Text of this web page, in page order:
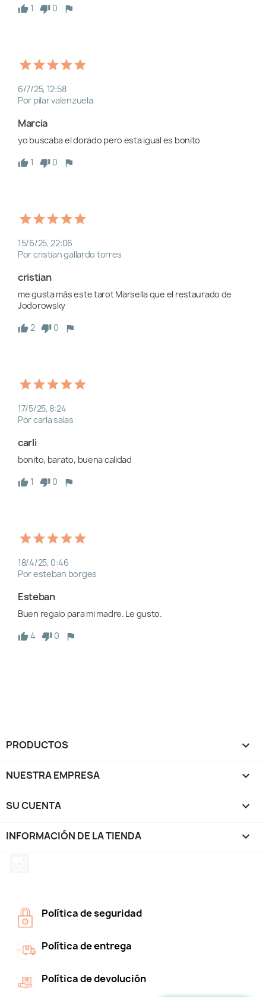
1
0
6/7/25, 12:58
Por pilar valenzuela
Marcia
yo buscaba el dorado pero esta igual es bonito
1
0
15/6/25, 22:06
Por cristian gallardo torres
cristian
me gusta más este tarot Marsella que el restaurado de
Jodorowsky
2
0
17/5/25, 8:24
Por carla salas
carli
bonito, barato, buena calidad
1
0
18/4/25, 0:46
Por esteban borges
Esteban
Buen regalo para mi madre. Le gusto.
4
0
PRODUCTOS 
NUESTRA EMPRESA 
SU CUENTA 
INFORMACIÓN DE LA TIENDA keyboard_arrow_down
Política de seguridad
Política de entrega
Política de devolución